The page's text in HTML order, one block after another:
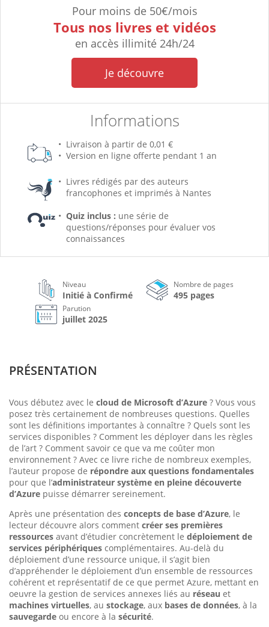
Pour moins de 50€/mois
Tous nos livres et vidéos
en accès illimité 24h/24
Je découvre
Informations
Livraison à partir de 0,01 €
Version en ligne offerte pendant 1 an
Livres rédigés par des auteurs
francophones et imprimés à Nantes
Quiz inclus : une série de
questions/réponses pour évaluer vos
connaissances
Niveau
Initié à Confirmé
Nombre de pages
495 pages
Parution
juillet 2025
PRÉSENTATION
Vous débutez avec le cloud de Microsoft d’Azure ? Vous vous
posez très certainement de nombreuses questions. Quelles
sont les définitions importantes à connaître ? Quels sont les
services disponibles ? Comment les déployer dans les règles
de l’art ? Comment savoir ce que va me coûter mon
environnement ? Avec ce livre riche de nombreux exemples,
l’auteur propose de répondre aux questions fondamentales
pour que l’administrateur système en pleine découverte
d’Azure puisse démarrer sereinement.
Après une présentation des concepts de base d’Azure, le
lecteur découvre alors comment créer ses premières
ressources avant d’étudier concrètement le déploiement de
services périphériques complémentaires. Au-delà du
déploiement d’une ressource unique, il s’agit bien
d’appréhender le déploiement d’un ensemble de ressources
cohérent et représentatif de ce que permet Azure, mettant en
oeuvre la gestion de services annexes liés au réseau et
machines virtuelles, au stockage, aux bases de données, à la
sauvegarde ou encore à la sécurité.